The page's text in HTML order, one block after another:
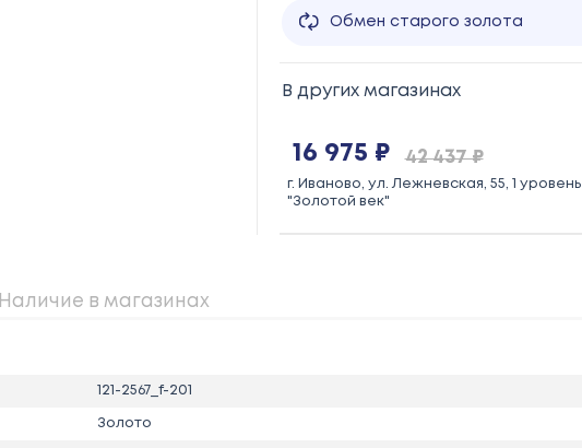
Обмен старого золота
В других магазинах
16 975 ₽ 42 437 ₽
г. Иваново, ул. Лежневская, 55, 1 уровень
"Золотой век"
Наличие в магазинах
121-2567_f-201
Золото